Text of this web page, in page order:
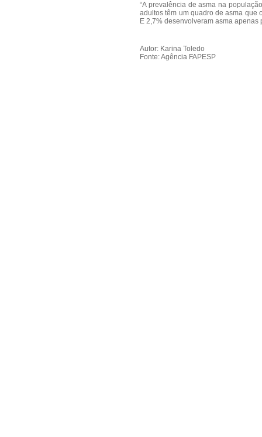
“A prevalência de asma na
adultos têm um quadro de asma que
E 2,7% desenvolveram asma
Autor: Karina Toledo
Fonte: Agência FAPESP